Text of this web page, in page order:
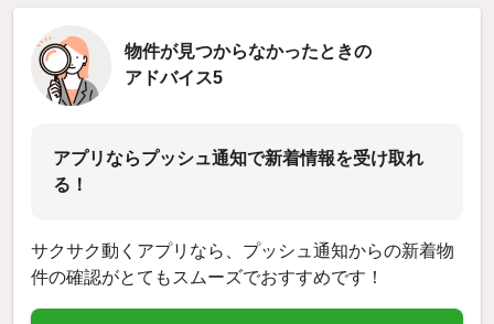
物件が見つからなかったときの
アドバイス5
アプリならプッシュ通知で新着情報を受け取れ
る！
サクサク動くアプリなら、プッシュ通知からの新着物
件の確認がとてもスムーズでおすすめです！